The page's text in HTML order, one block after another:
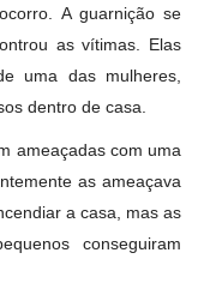
A guarnição se
as vítimas. Elas
uma das mulheres,
dentro de casa.
ameaçadas com uma
as ameaçava
a casa, mas as
conseguiram